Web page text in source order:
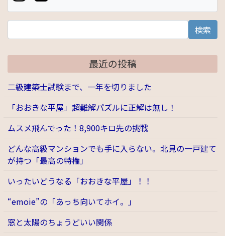
検索
最近の投稿
二級建築士試験まで、一年を切りました
「おおきな平屋」超難解パズルに正解は無し！
ムスメ飛んでった！8,900キロ先の挑戦
どんな高級マンションでも手に入らない。北見の一戸建て
が持つ「最高の特権」
いったいどうなる「おおきな平屋」！！
“emoie”の「あっち向いてホイ。」
窓と太陽のちょうどいい関係